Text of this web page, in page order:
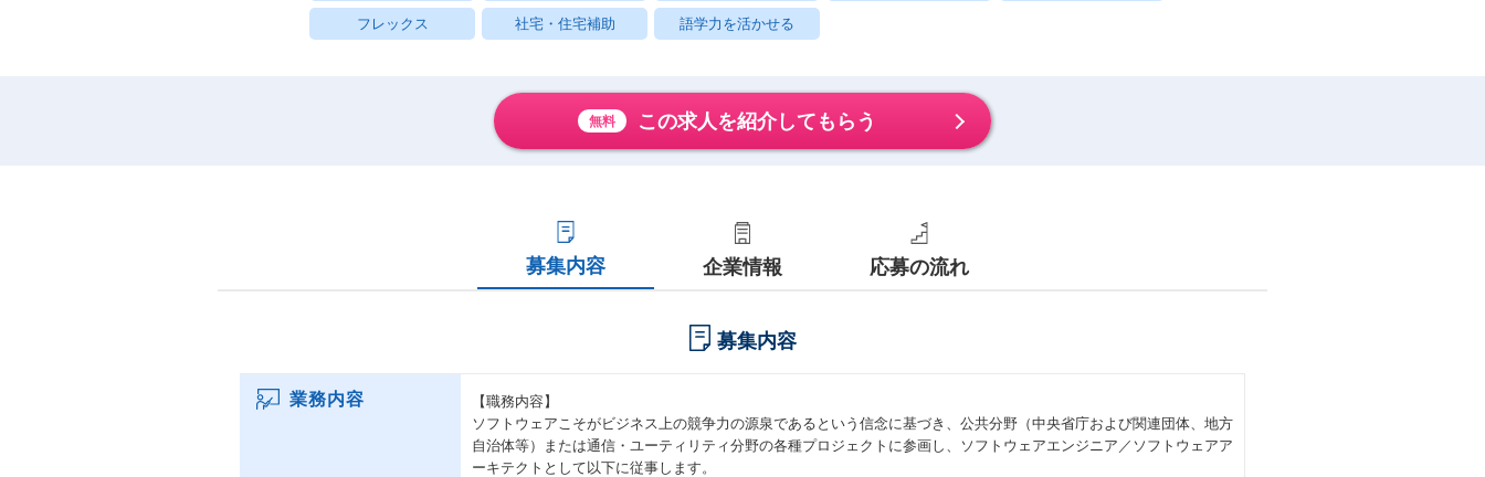
フレックス 社宅・住宅補助 語学力を活かせる
無料 この求人を紹介してもらう
募集内容 企業情報 応募の流れ
募集内容
業務内容
【職務内容】
ソフトウェアこそがビジネス上の競争力の源泉であるという信念に基づき、公共分野（中央省庁および関連団体、地方
自治体等）または通信・ユーティリティ分野の各種プロジェクトに参画し、ソフトウェアエンジニア／ソフトウェアア
ーキテクトとして以下に従事します。